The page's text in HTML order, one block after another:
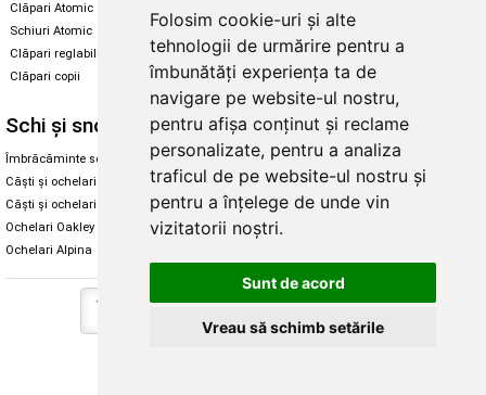
Folosim cookie-uri și alte
tehnologii de urmărire pentru a
îmbunătăți experiența ta de
navigare pe website-ul nostru,
pentru afișa conținut și reclame
personalizate, pentru a analiza
traficul de pe website-ul nostru și
pentru a înțelege de unde vin
vizitatorii noștri.
Sunt de acord
Vreau să schimb setările
Clăpari Atomic
Schiuri Atomic
Clăpari reglabili
Clăpari copii
Skate & longboard
Santa Cruz
Enuff Skateboards
Schi și snowboard
Îmbrăcăminte schi și snowboard
Căști și ochelari de iarnă
Căști și ochelari Alpina
Ochelari Oakley
Ochelari Alpina
Diverse
Cum aleg rolele
Cum aleg ochelarii
Ochelari de soare Oakley
Ochelari de soare Alpina